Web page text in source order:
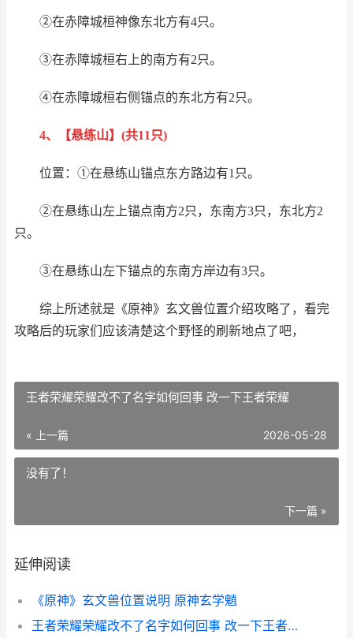
②在赤障城桓神像东北方有4只。
③在赤障城桓右上的南方有2只。
④在赤障城桓右侧锚点的东北方有2只。
4、【悬练山】(共11只)
位置：①在悬练山锚点东方路边有1只。
②在悬练山左上锚点南方2只，东南方3只，东北方2
只。
③在悬练山左下锚点的东南方岸边有3只。
综上所述就是《原神》玄文兽位置介绍攻略了，看完
攻略后的玩家们应该清楚这个野怪的刷新地点了吧，
王者荣耀荣耀改不了名字如何回事 改一下王者荣耀
« 上一篇 2026-05-28
没有了！
下一篇 »
延伸阅读
《原神》玄文兽位置说明 原神玄学魈
王者荣耀荣耀改不了名字如何回事 改一下王者荣耀